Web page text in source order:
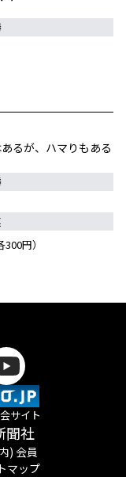
るが、ハマりもある
円）
サイト
聞社
) 会員
マップ